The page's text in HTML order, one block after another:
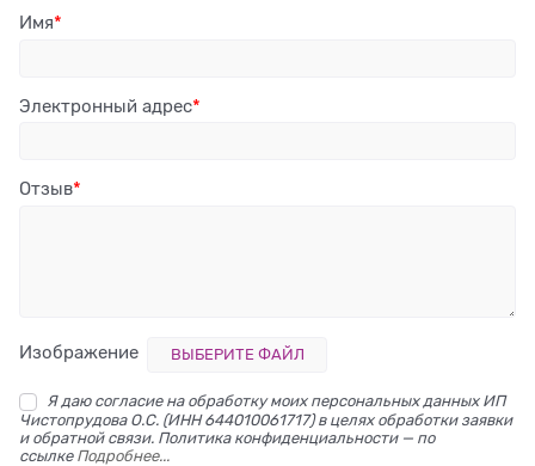
Имя
Электронный адрес
Отзыв
Изображение ВЫБЕРИТЕ ФАЙЛ
Я даю согласие на обработку моих персональных данных ИП
Чистопрудова О.С. (ИНН 644010061717) в целях обработки заявки
и обратной связи. Политика конфиденциальности — по
ссылке Подробнее...